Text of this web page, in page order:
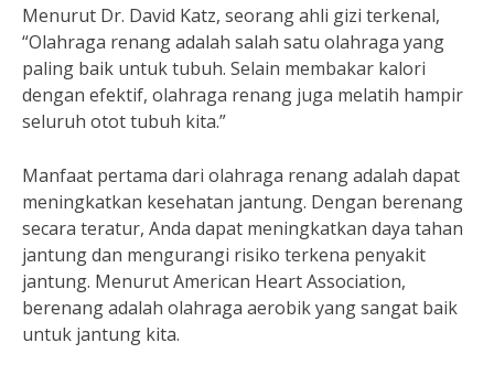
Menurut Dr. David Katz, seorang ahli gizi terkenal,
“Olahraga renang adalah salah satu olahraga yang
paling baik untuk tubuh. Selain membakar kalori
dengan efektif, olahraga renang juga melatih hampir
seluruh otot tubuh kita.”
Manfaat pertama dari olahraga renang adalah dapat
meningkatkan kesehatan jantung. Dengan berenang
secara teratur, Anda dapat meningkatkan daya tahan
jantung dan mengurangi risiko terkena penyakit
jantung. Menurut American Heart Association,
berenang adalah olahraga aerobik yang sangat baik
untuk jantung kita.